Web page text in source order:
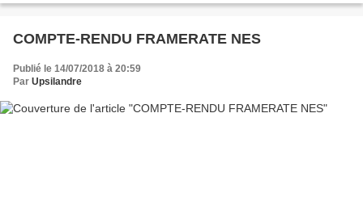
COMPTE-RENDU FRAMERATE NES
Publié le 14/07/2018 à 20:59
Par Upsilandre